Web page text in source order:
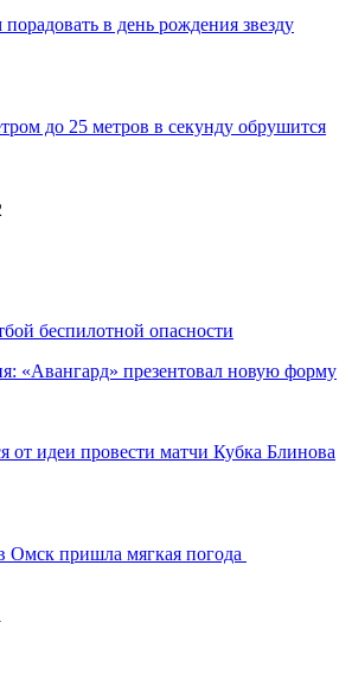
в день рождения звезду
до 25 метров в секунду обрушится
беспилотной опасности
«Авангард» презентовал новую форму
от идеи провести матчи Кубка Блинова
Омск пришла мягкая погода